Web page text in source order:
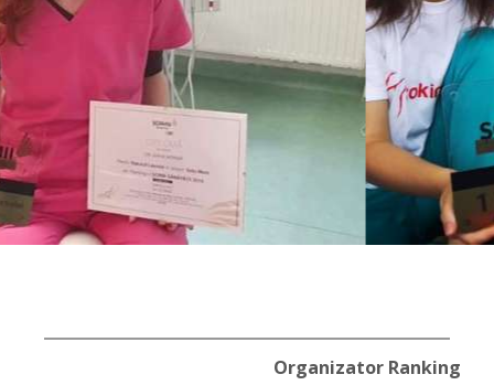
Organizator Ranking